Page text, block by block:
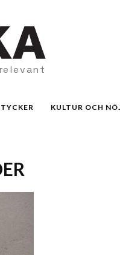
KULTUR OCH